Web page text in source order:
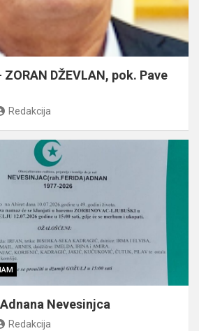
ZORAN DŽEVLAN, pok. Pave
Redakcija
Nevesinjca
Redakcija